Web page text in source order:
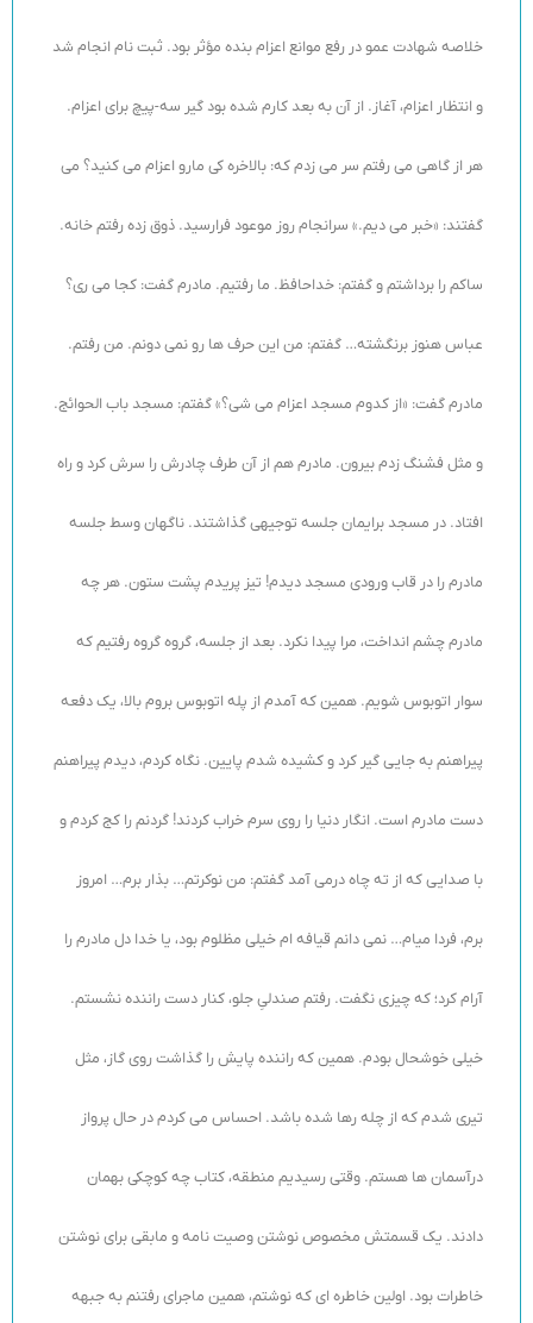
خلاصه شهادت عمو در رفع موانع اعزام بنده مؤثر بود. ثبت نام انجام شد
و انتظار اعزام، آغاز. از آن به بعد کارم شده بود گیر سه-پیچ برای اعزام.
هر از گاهی می رفتم سر می زدم که: بالاخره کی مارو اعزام می کنید؟ می
گفتند: «خبر می دیم.» سرانجام روز موعود فرارسید. ذوق زده رفتم خانه.
ساکم را برداشتم و گفتم: خداحافظ. ما رفتیم. مادرم گفت: کجا می ری؟
عباس هنوز برنگشته… گفتم: من این حرف ها رو نمی دونم. من رفتم.
مادرم گفت: «از کدوم مسجد اعزام می شی؟» گفتم: مسجد باب الحوائج.
و مثل فشنگ زدم بیرون. مادرم هم از آن طرف چادرش را سرش کرد و راه
افتاد. در مسجد برایمان جلسه توجیهی گذاشتند. ناگهان وسط جلسه
مادرم را در قاب ورودی مسجد دیدم! تیز پریدم پشت ستون. هر چه
مادرم چشم انداخت، مرا پیدا نکرد. بعد از جلسه، گروه گروه رفتیم که
سوار اتوبوس شویم. همین که آمدم از پله اتوبوس بروم بالا، یک دفعه
پیراهنم به جایی گیر کرد و کشیده شدم پایین. نگاه کردم، دیدم پیراهنم
دست مادرم است. انگار دنیا را روی سرم خراب کردند! گردنم را کج کردم و
با صدایی که از ته چاه درمی آمد گفتم: من نوکرتم… بذار برم… امروز
برم، فردا میام… نمی دانم قیافه ام خیلی مظلوم بود، یا خدا دل مادرم را
آرام کرد؛ که چیزی نگفت. رفتم صندلیِ جلو، کنار دست راننده نشستم.
خیلی خوشحال بودم. همین که راننده پایش را گذاشت روی گاز، مثل
تیری شدم که از چله رها شده باشد. احساس می کردم در حال پرواز
درآسمان ها هستم. وقتی رسیدیم منطقه، کتاب چه کوچکی بهمان
دادند. یک قسمتش مخصوص نوشتن وصیت نامه و مابقی برای نوشتن
خاطرات بود. اولین خاطره ای که نوشتم، همین ماجرای رفتنم به جبهه